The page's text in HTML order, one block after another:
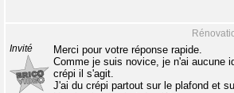
Invité
Merci pour votre réponse rapide.
Comme je suis novice, je n'ai aucune
crépi il s'agit.
J'ai du crépi partout sur le plafond et